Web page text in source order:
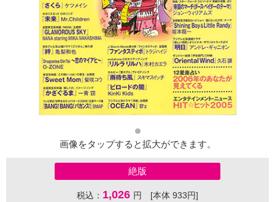
画像をタップすると拡大ができます。
絶版
税込： 1,026 円 [本体 933円]